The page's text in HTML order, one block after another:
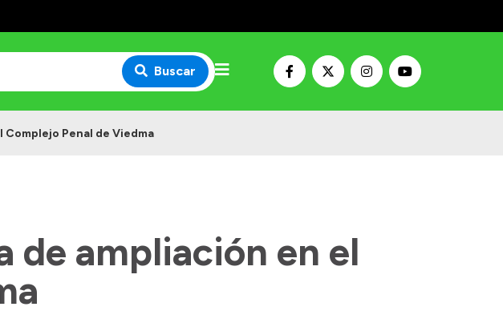
Buscar
Complejo Penal de Viedma
de ampliación en el